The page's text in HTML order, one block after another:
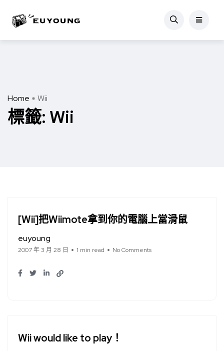
Home Wii
標籤: Wii
[Wii]把Wiimote拿到你的電腦上當滑鼠
euyoung
2007 年 3 月 28 日 1 min read No Comments
Wii would like to play！